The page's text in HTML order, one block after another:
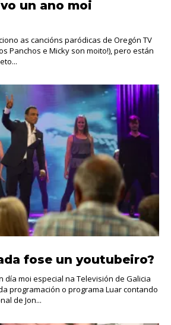
un ano moi
as cancións paródicas de Oregón TV
Panchos e Micky son moito!), pero están
fose un youtubeiro?
día moi especial na Televisión de Galicia
programación o programa Luar contando
de Jon...